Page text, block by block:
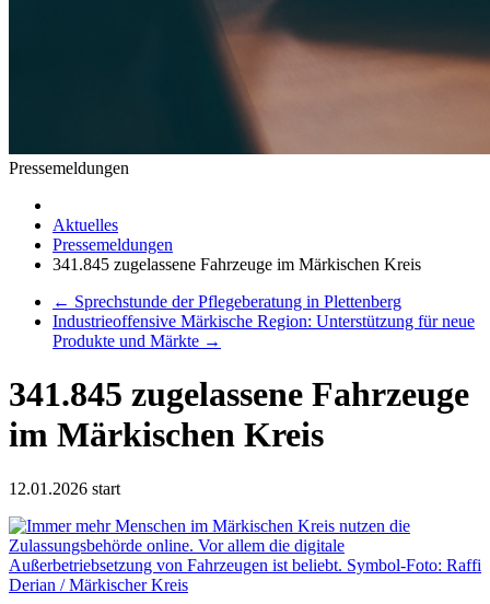
Pressemeldungen
Aktuelles
Pressemeldungen
341.845 zugelassene Fahrzeuge im Märkischen Kreis
← Sprechstunde der Pflegeberatung in Plettenberg
Industrieoffensive Märkische Region: Unterstützung für neue
Produkte und Märkte →
341.845 zugelassene Fahrzeuge
im Märkischen Kreis
12.01.2026 start